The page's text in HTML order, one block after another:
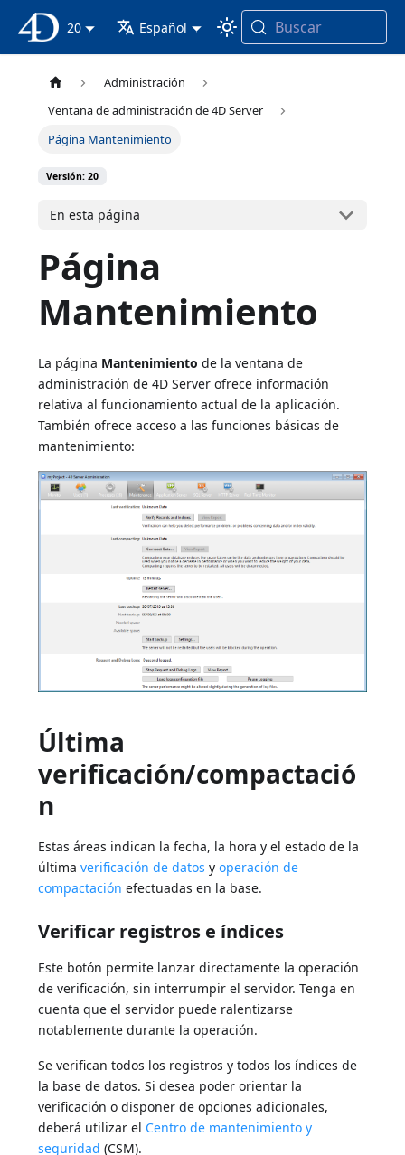
Documentación 4D
20 Español Buscar
Administración
Ventana de administración de 4D Server
Página Mantenimiento
Versión: 20
En esta página
Página
Mantenimiento
La página Mantenimiento de la ventana de
administración de 4D Server ofrece información
relativa al funcionamiento actual de la aplicación.
También ofrece acceso a las funciones básicas de
mantenimiento:
Última
verificación/compactació
n
Estas áreas indican la fecha, la hora y el estado de la
últimaverificación de datos yoperación de
compactación efectuadas en la base.
Verificar registros e índices
Este botón permite lanzar directamente la operación
de verificación, sin interrumpir el servidor. Tenga en
cuenta que el servidor puede ralentizarse
notablemente durante la operación.
Se verifican todos los registros y todos los índices de
la base de datos. Si desea poder orientar la
verificación o disponer de opciones adicionales,
deberá utilizar el Centro de mantenimiento y
seguridad (CSM).